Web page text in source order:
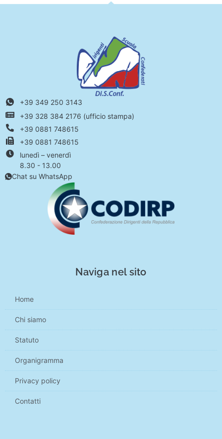
+39 349 250 3143
+39 328 384 2176 (ufficio stampa)
+39 0881 748615
+39 0881 748615
lunedì – venerdì
8.30 - 13.00
Chat su WhatsApp
Naviga nel sito
Home
Chi siamo
Statuto
Organigramma
Privacy policy
Contatti